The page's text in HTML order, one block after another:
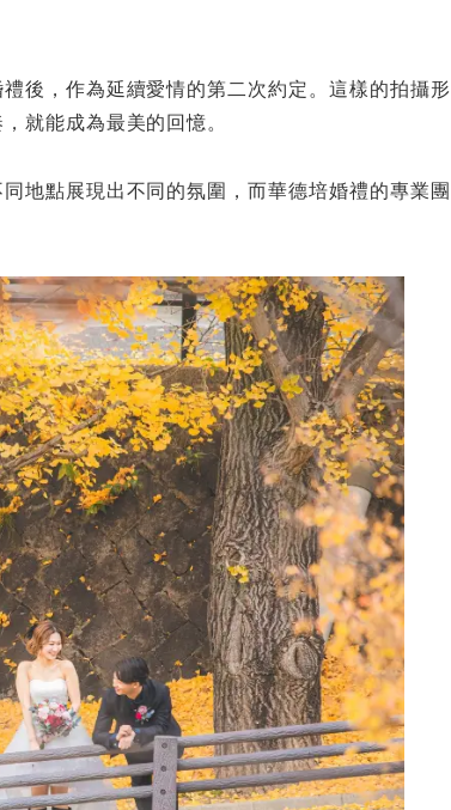
後，作為延續愛情的第二次約定。這樣的拍攝形
就能成為最美的回憶。
地點展現出不同的氛圍，而華德培婚禮的專業團